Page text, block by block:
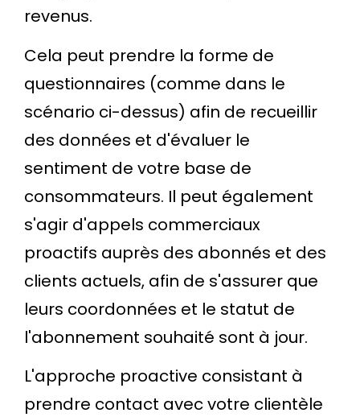
revenus.
Cela peut prendre la forme de
questionnaires (comme dans le
scénario ci-dessus) afin de recueillir
des données et d'évaluer le
sentiment de votre base de
consommateurs. Il peut également
s'agir d'appels commerciaux
proactifs auprès des abonnés et des
clients actuels, afin de s'assurer que
leurs coordonnées et le statut de
l'abonnement souhaité sont à jour.
L'approche proactive consistant à
prendre contact avec votre clientèle